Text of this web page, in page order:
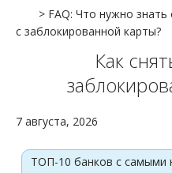
> FAQ: Что нужно знать
с заблокированной карты?
Как
7 августа, 2026
ТОП-10 банков с самыми